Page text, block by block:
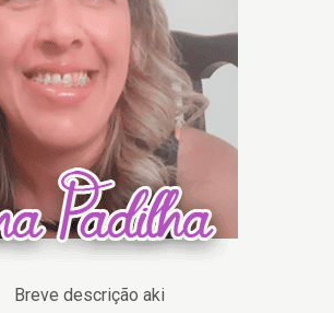
Breve descrição aki